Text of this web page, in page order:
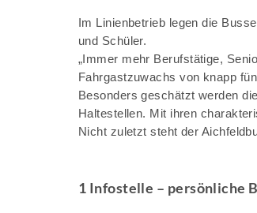
Im Linienbetrieb legen die
und Schüler.
„Immer mehr Berufstätige,
Fahrgastzuwachs von knapp
Besonders geschätzt werden
Haltestellen. Mit ihren
Nicht zuletzt steht der
1 Infostelle – persönliche